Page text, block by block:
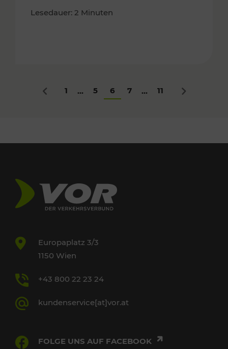
Lesedauer: 2 Minuten
Zurück
1 ... 5 6 7 ... 11 Nächstes
Europaplatz 3/3
1150 Wien
+43 800 22 23 24
kundenservice[at]vor.at
FOLGE UNS AUF FACEBOOK